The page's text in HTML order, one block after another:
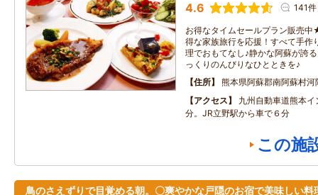
4.6 141件
お得なタイムセールプラン販売
得な家族旅行を応援！すべて手作
理でおもてなし♪静かな阿蘇が誇
っくりのんびりなひとときを♪
住所
熊本県阿蘇郡南阿蘇村河
アクセス
九州自動車道熊本
分。JR立野駅から車で６分
この施
鳥のさえずりで目覚める朝。〇爽やかな戸隠のお宿で美味しい料